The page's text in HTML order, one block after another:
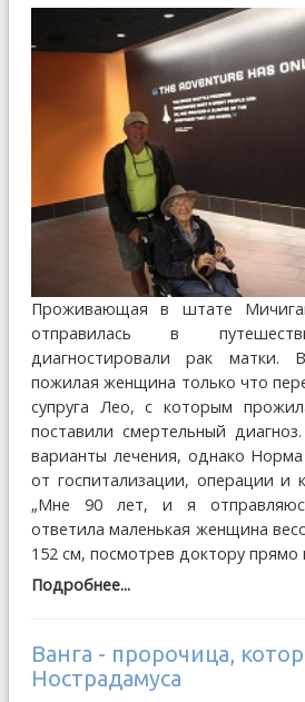
Проживающая в штате
отправилась в
диагностировали рак
пожилая женщина только что
супруга Лео, с которым
поставили смертельный
варианты лечения, однако Норма
от госпитализации, операции и
„Мне 90 лет, и я отправляюсь
ответила маленькая женщина
152 см, посмотрев доктору прямо
Подробнее...
Ванга - пророчица,
Нострадамуса